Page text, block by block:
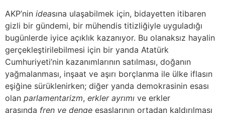
AKP’nin ideasına ulaşabilmek için, bidayetten itibaren
gizli bir gündemi, bir mühendis titizliğiyle uyguladığı
bugünlerde iyice açıklık kazanıyor. Bu olanaksız hayalin
gerçekleştirilebilmesi için bir yanda Atatürk
Cumhuriyeti’nin kazanımlarının satılması, doğanın
yağmalanması, inşaat ve aşırı borçlanma ile ülke iflasın
eşiğine sürüklenirken; diğer yanda demokrasinin esası
olan parlamentarizm, erkler ayrımı ve erkler
arasında fren ve denge esaslarının ortadan kaldırılması